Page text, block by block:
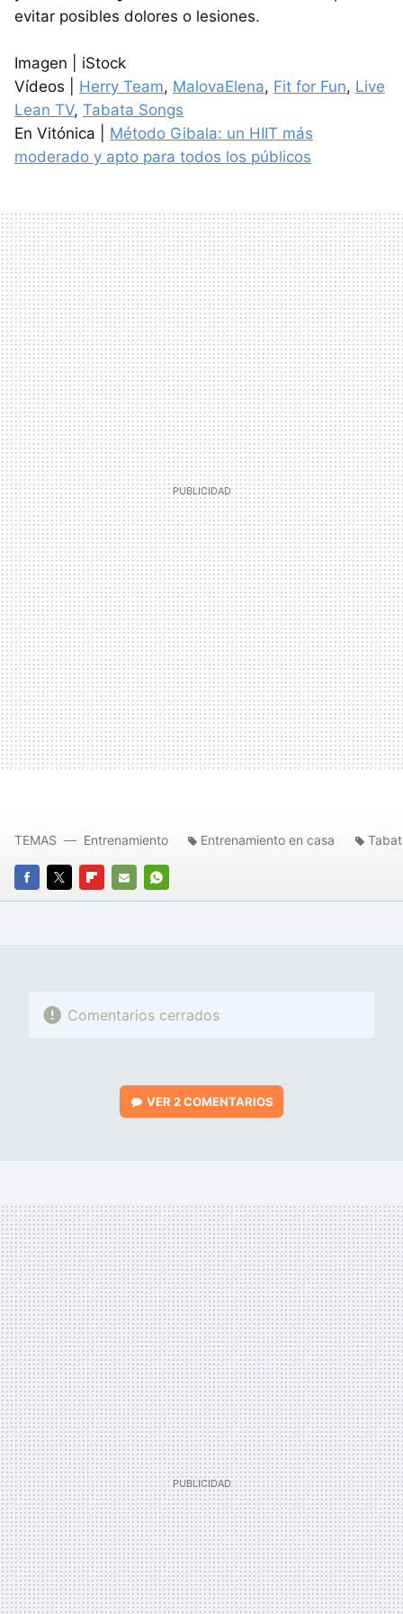
evitar posibles dolores o lesiones.
Imagen | iStock
Vídeos | Herry Team, MalovaElena, Fit for Fun, Live
Lean TV, Tabata Songs
En Vitónica | Método Gibala: un HIIT más
moderado y apto para todos los públicos
FACEBOOK
TWITTERFLIPBOARD
E-
WHATSAPP
TEMAS Entrenamiento Entrenamiento en casa
Comentarios cerrados
VER2 COMENTARIOS